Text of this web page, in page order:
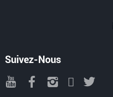
Suivez-Nous